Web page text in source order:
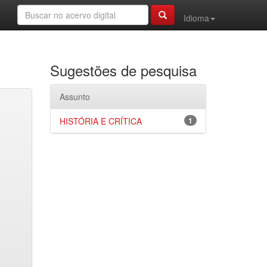
Idioma
Sugestões de pesquisa
Assunto
1
HISTÓRIA E CRÍTICA